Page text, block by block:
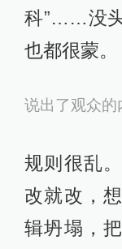
科”……没
也都很蒙。
说出了观众的
规则很乱
改就改，
辑坍塌，